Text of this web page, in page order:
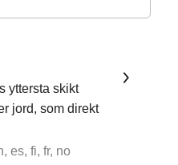
yttersta skikt
jord, som direkt
es, fi, fr, no